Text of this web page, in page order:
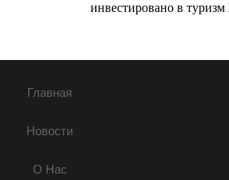
инвестировано в туризм
Главная
Новости
О Нас